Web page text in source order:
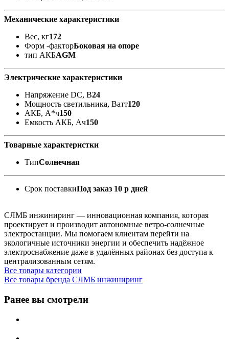
Механические характеристики
Вес, кг172
Форм -факторБоковая на опоре
тип АКБAGM
Электрические характеристики
Напряжение DC, В24
Мощность светильника, Ватт120
АКБ, А*ч150
Емкость АКБ, Ач150
Товарные характеристки
ТипСолнечная
Срок поставкиПод заказ 10 р дней
СЛМБ инжиниринг — инновационная компания, которая
проектирует и производит автономные ветро‑солнечные
электростанции. Мы помогаем клиентам перейти на
экологичные источники энергии и обеспечить надёжное
электроснабжение даже в удалённых районах без доступа к
централизованным сетям.
Все товары категории
Все товары бренда СЛМБ инжиниринг
Ранее вы смотрели